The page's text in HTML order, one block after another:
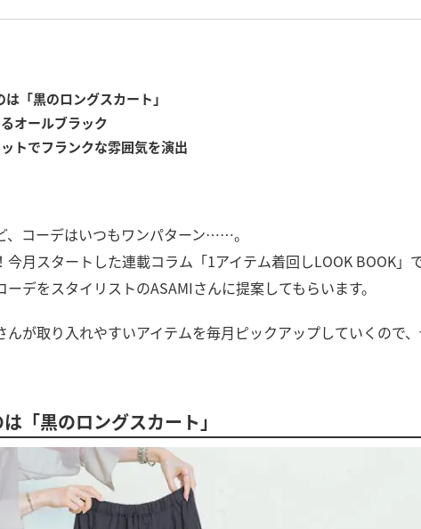
「黒のロングスカート」
オールブラック
トでフランクな雰囲気を演出
、コーデはいつもワンパターン……。
月スタートした連載コラム「1アイテム着回しLOOK BOOK」で
デをスタイリストのASAMIさんに提案してもらいます。
んが取り入れやすいアイテムを毎月ピックアップしていくので
「黒のロングスカート」